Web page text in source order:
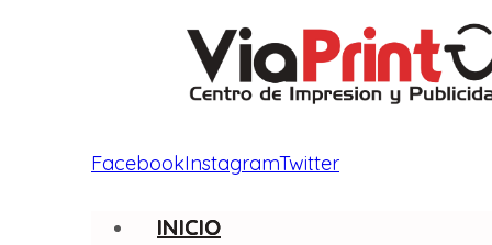
FacebookInstagramTwitter
INICIO